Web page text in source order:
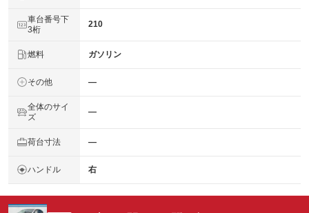
車台番号下
3桁
210
燃料 ガソリン
その他 ―
全体のサイ
ズ
―
荷台寸法 ―
ハンドル 右